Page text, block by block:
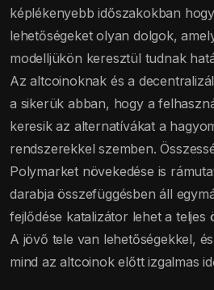
képlékenyebb időszakokban
lehetőségeket olyan dolgok,
modelljükön keresztül tudnak
Az altcoinoknak és a
a sikerük abban, hogy a
keresik az alternatívákat a
rendszerekkel szemben.
Polymarket növekedése is
darabja összefüggésben áll
fejlődése katalizátor lehet a teljes
A jövő tele van lehetőségekkel,
mind az altcoinok előtt izgalmas